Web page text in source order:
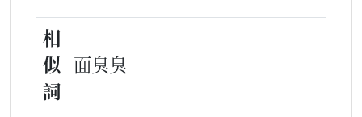
相
似
詞
面臭臭